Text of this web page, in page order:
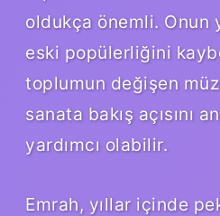
oldukça önemli. Onun
eski popülerliğini
toplumun değişen
sanata bakış açısını
yardımcı olabilir.
Emrah, yıllar içinde